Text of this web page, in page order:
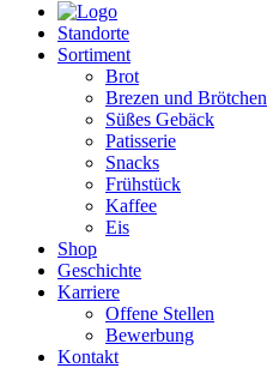
Standorte
Sortiment
Brot
Brezen und Brötchen
Süßes Gebäck
Patisserie
Snacks
Frühstück
Kaffee
Eis
Shop
Geschichte
Karriere
Offene Stellen
Bewerbung
Kontakt